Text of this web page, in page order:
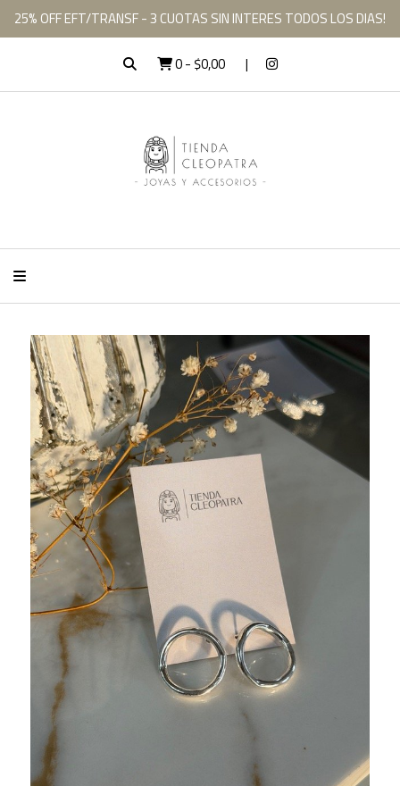
25% OFF EFT/TRANSF - 3 CUOTAS SIN INTERES TODOS LOS DIAS!
0-$0,00